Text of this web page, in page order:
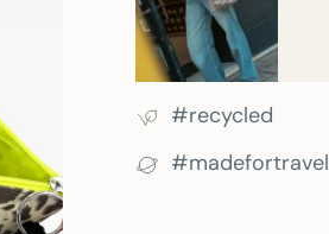
naturales.
#recycled